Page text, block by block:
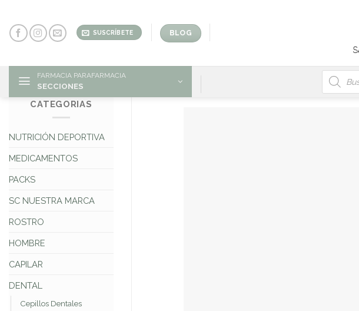
content
SUSCRÍBETE BLOG
FARMACIA PARAFARMACIA
SECCIONES
Búsqueda
de
productos
CATEGORIAS
NUTRICIÓN DEPORTIVA
MEDICAMENTOS
PACKS
SC NUESTRA MARCA
ROSTRO
HOMBRE
CAPILAR
DENTAL
Cepillos Dentales